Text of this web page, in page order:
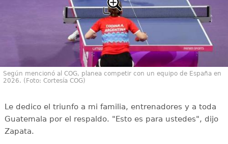
Según mencionó al COG, planea competir con un equipo de España en
2026. (Foto: Cortesía COG)
Le dedico el triunfo a mi familia, entrenadores y a toda
Guatemala por el respaldo. "Esto es para ustedes", dijo
Zapata.